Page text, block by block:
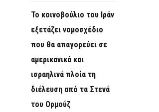
Το κοινοβούλιο του Ιράν
εξετάζει νομοσχέδιο
που θα απαγορεύει σε
αμερικανικά και
ισραηλινά πλοία τη
διέλευση από τα Στενά
του Ορμούζ